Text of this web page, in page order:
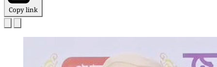
Copy link